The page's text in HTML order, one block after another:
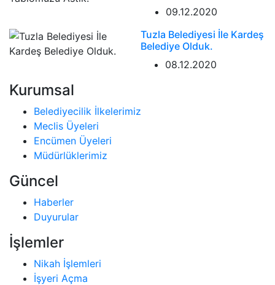
09.12.2020
Tuzla Belediyesi İle Kardeş
Belediye Olduk.
08.12.2020
Kurumsal
Belediyecilik İlkelerimiz
Meclis Üyeleri
Encümen Üyeleri
Müdürlüklerimiz
Güncel
Haberler
Duyurular
İşlemler
Nikah İşlemleri
İşyeri Açma